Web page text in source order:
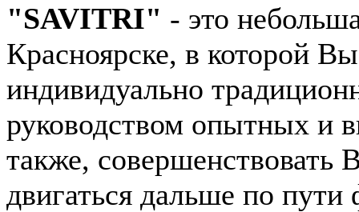
"SAVITRI" - это
Красноярске, в которой
индивидуально
руководством опытных и
также,
двигаться дальше по пути